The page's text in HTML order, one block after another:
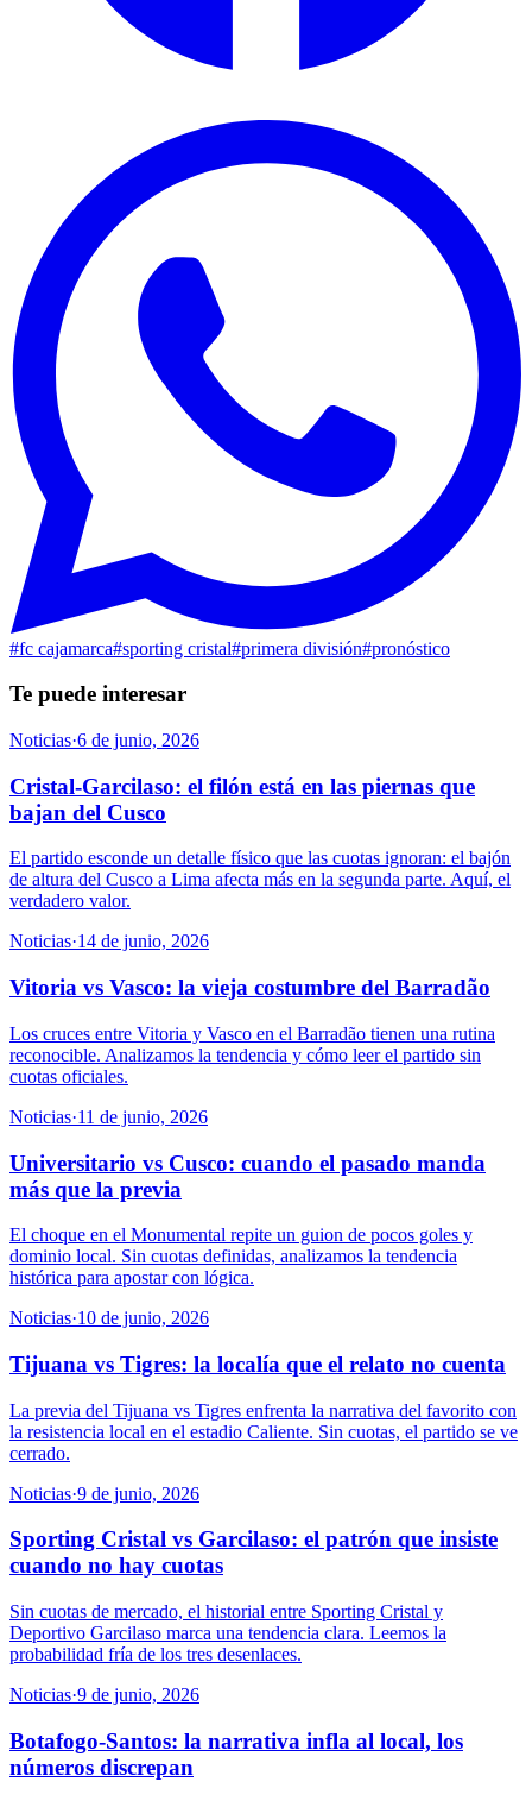
#fc cajamarca#sporting cristal#primera división#pronóstico
Te puede interesar
Noticias·6 de junio, 2026
Cristal-Garcilaso: el filón está en las piernas que
bajan del Cusco
El partido esconde un detalle físico que las cuotas ignoran: el bajón
de altura del Cusco a Lima afecta más en la segunda parte. Aquí, el
verdadero valor.
Noticias·14 de junio, 2026
Vitoria vs Vasco: la vieja costumbre del Barradão
Los cruces entre Vitoria y Vasco en el Barradão tienen una rutina
reconocible. Analizamos la tendencia y cómo leer el partido sin
cuotas oficiales.
Noticias·11 de junio, 2026
Universitario vs Cusco: cuando el pasado manda
más que la previa
El choque en el Monumental repite un guion de pocos goles y
dominio local. Sin cuotas definidas, analizamos la tendencia
histórica para apostar con lógica.
Noticias·10 de junio, 2026
Tijuana vs Tigres: la localía que el relato no cuenta
La previa del Tijuana vs Tigres enfrenta la narrativa del favorito con
la resistencia local en el estadio Caliente. Sin cuotas, el partido se ve
cerrado.
Noticias·9 de junio, 2026
Sporting Cristal vs Garcilaso: el patrón que insiste
cuando no hay cuotas
Sin cuotas de mercado, el historial entre Sporting Cristal y
Deportivo Garcilaso marca una tendencia clara. Leemos la
probabilidad fría de los tres desenlaces.
Noticias·9 de junio, 2026
Botafogo-Santos: la narrativa infla al local, los
números discrepan